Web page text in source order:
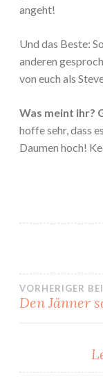
angeht!
Und das Beste:
anderen
von euch als
Was meint ihr?
hoffe sehr, dass
Daumen hoch!
VORHERIGER
Den Jänner